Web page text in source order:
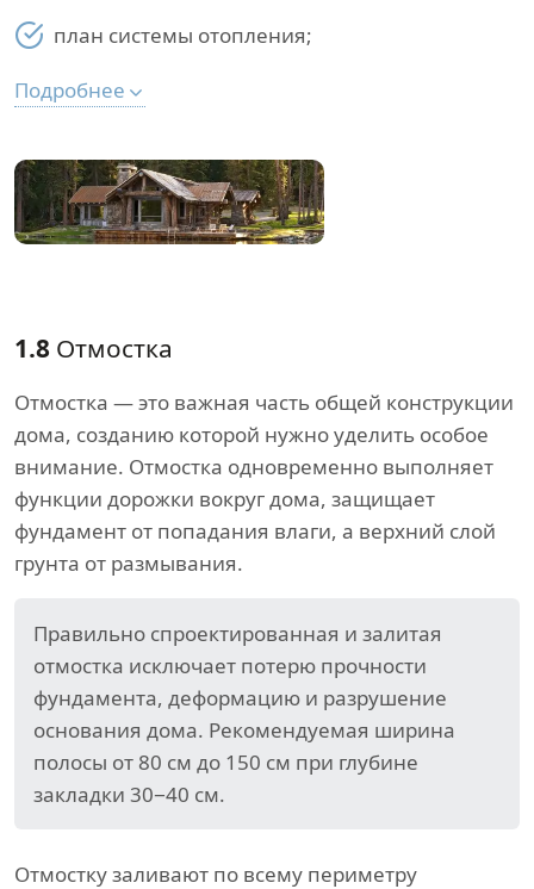
план системы отопления;
Подробнее
1.8 Отмостка
Отмостка — это важная часть общей конструкции
дома, созданию которой нужно уделить особое
внимание. Отмостка одновременно выполняет
функции дорожки вокруг дома, защищает
фундамент от попадания влаги, а верхний слой
грунта от размывания.
Правильно спроектированная и залитая
отмостка исключает потерю прочности
фундамента, деформацию и разрушение
основания дома. Рекомендуемая ширина
полосы от 80 см до 150 см при глубине
закладки 30−40 см.
Отмостку заливают по всему периметру